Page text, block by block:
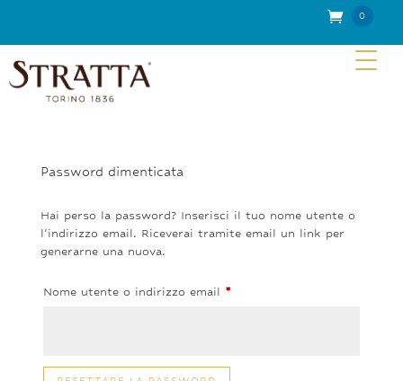
0
Password dimenticata
Hai perso la password? Inserisci il tuo nome utente o
l'indirizzo email. Riceverai tramite email un link per
generarne una nuova.
Nome utente o indirizzo email *Richiesto